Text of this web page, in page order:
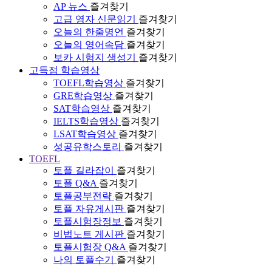
AP 뉴스 즐겨찾기
고급 영자 신문읽기
즐겨찾기
오늘의 한줄명언 즐겨찾기
오늘의 영어속담 즐겨찾기
보카 시험지 생성기
즐겨찾기
고득점 학습영상
TOEFL학습영상 즐겨찾기
GRE학습영상 즐겨찾기
SAT학습영상 즐겨찾기
IELTS학습영상 즐겨찾기
LSAT학습영상 즐겨찾기
성공유학스토리 즐겨찾기
TOEFL
토플 길라잡이
즐겨찾기
토플 Q&A 즐겨찾기
토플공부전략 즐겨찾기
토플 자유게시판 즐겨찾기
토플시험장정보 즐겨찾기
비법노트 게시판 즐겨찾기
토플시험장 Q&A 즐겨찾기
나의 토플수기
즐겨찾기